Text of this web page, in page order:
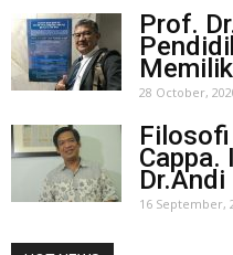
Prof.
28 October,
Filosofi
Cappa.
16 September,